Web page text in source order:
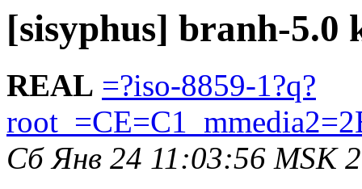
[sisyphus] branh-5.0
REAL =?iso-8859-1?q?
Сб Янв 24 11:03:56 MSK